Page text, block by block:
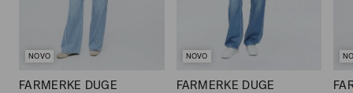
NOVO
FARMERKE DUGE
NOVO
FARMERKE DUGE